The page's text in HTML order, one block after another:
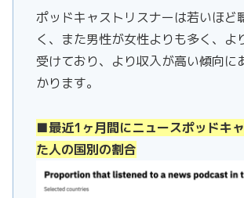
ポッドキャストリスナーは若いほど
く、また男性が女性よりも多く、よ
受けており、より収入が高い傾向に
かります。
■最近1ヶ月間にニュースポッドキ
た人の国別の割合